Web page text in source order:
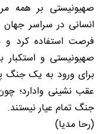
صهیونیستی بر همه
انسانی در سراسر جهان
فرصت استفاده کرد و
صهیونیستی و
برای ورود به یک جنگ
عقب نشینی وادارد؛
جنگ تمام عیار نیستند.
(رحا مدیا)